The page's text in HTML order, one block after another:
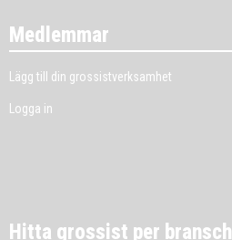
Medlemmar
Lägg till din grossistverksamhet
Logga in
Hitta grossist per bransch